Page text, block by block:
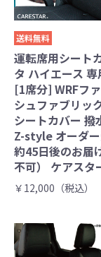
送料無料
運転席用シート
タ ハイエース
[1席分] WRFフ
シュファブリッ
シートカバー 撥
Z-style オーダ
約45日後のお届
不可） ケアスタ
￥12,000（税込）